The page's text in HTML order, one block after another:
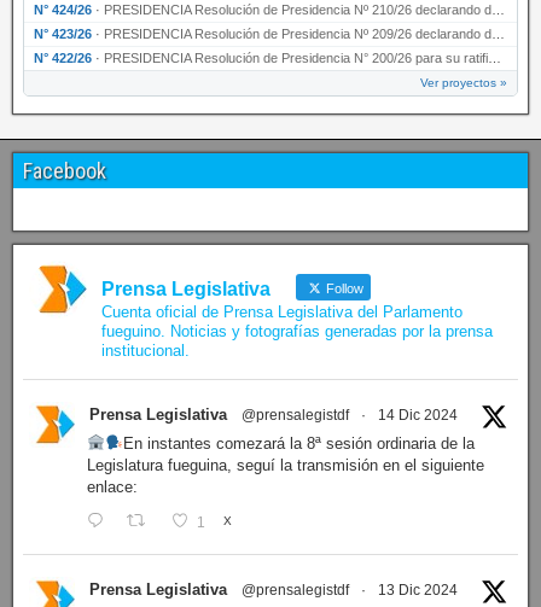
N° 424/26 · PRESIDENCIA Resolución de Presidencia Nº 210/26 declarando de interés provincial el proyec…
N° 423/26 · PRESIDENCIA Resolución de Presidencia Nº 209/26 declarando de interés provincial la presen…
N° 422/26 · PRESIDENCIA Resolución de Presidencia N° 200/26 para su ratificación.
Ver proyectos »
Facebook
Prensa Legislativa Follow
Cuenta oficial de Prensa Legislativa del Parlamento
fueguino. Noticias y fotografías generadas por la prensa
institucional.
Prensa Legislativa @prensalegistdf · 14 Dic 2024
En instantes comezará la 8ª sesión ordinaria de la
Legislatura fueguina, seguí la transmisión en el siguiente
enlace:
1 X
Prensa Legislativa @prensalegistdf · 13 Dic 2024